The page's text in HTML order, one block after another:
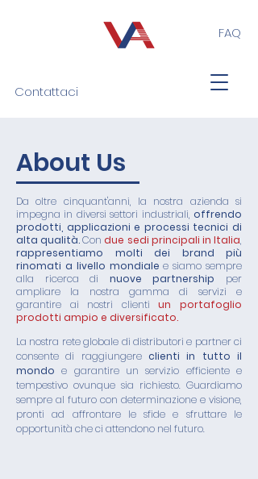
Contattaci
FAQ
About Us
Da oltre cinquant'anni, la nostra azienda si
impegna in diversi settori industriali, offrendo
prodotti, applicazioni e processi tecnici di
alta qualità.Condue sedi principali in Italia,
rappresentiamo molti dei brand più
rinomati a livello mondialee siamo sempre
alla ricerca di nuove partnership per
ampliare la nostra gamma di servizi e
garantire ai nostri clientiun portafoglio
prodotti ampio e diversificato.
La nostra rete globale di distributori e partner ci
consente di raggiungere clienti in tutto il
mondo e garantire un servizio efficiente e
tempestivo ovunque sia richiesto. Guardiamo
sempre al futuro con determinazione e visione,
pronti ad affrontare le sfide e sfruttare le
opportunità che ci attendono nel futuro.